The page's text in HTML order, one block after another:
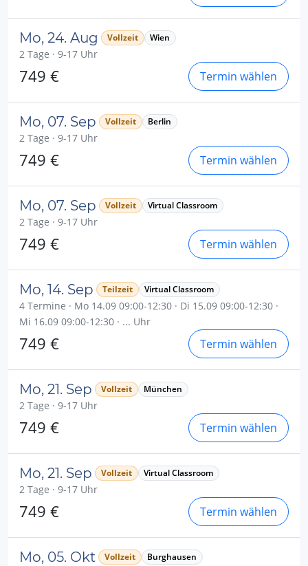
Mo, 24. Aug Vollzeit Wien
2 Tage · 9-17 Uhr
749 € Termin wählen
Mo, 07. Sep Vollzeit Berlin
2 Tage · 9-17 Uhr
749 € Termin wählen
Mo, 07. Sep Vollzeit Virtual Classroom
2 Tage · 9-17 Uhr
749 € Termin wählen
Mo, 14. Sep Teilzeit Virtual Classroom
4 Termine · Mo 14.09 09:00-12:30 · Di 15.09 09:00-12:30 ·
Mi 16.09 09:00-12:30 · ... Uhr
749 € Termin wählen
Mo, 21. Sep Vollzeit München
2 Tage · 9-17 Uhr
749 € Termin wählen
Mo, 21. Sep Vollzeit Virtual Classroom
2 Tage · 9-17 Uhr
749 € Termin wählen
Mo, 05. Okt Vollzeit Burghausen